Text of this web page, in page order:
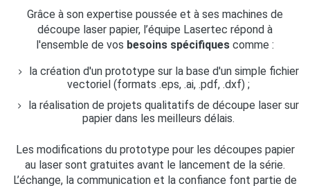
Grâce à son expertise poussée et à ses machines de
découpe laser papier, l’équipe Lasertec répond à
l'ensemble de vos besoins spécifiques comme :
la création d'un prototype sur la base d'un simple fichier
vectoriel (formats .eps, .ai, .pdf, .dxf) ;
la réalisation de projets qualitatifs de découpe laser sur
papier dans les meilleurs délais.
Les modifications du prototype pour les découpes papier
au laser sont gratuites avant le lancement de la série.
L’échange, la communication et la confiance font partie de